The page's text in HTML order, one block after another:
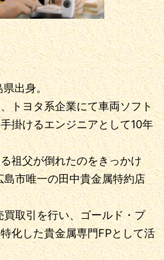
出身。
トヨタ系企業にて車両ソフト
掛けるエンジニアとして10年
祖父が倒れたのをきっかけ
市唯一の田中貴金属特約店
取引を行い、ゴールド・プ
化した貴金属専門FPとして活